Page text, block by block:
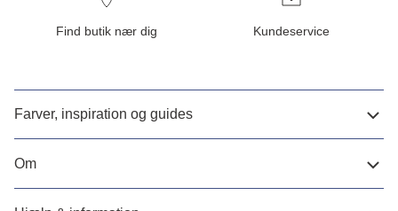
Find butik nær dig Kundeservice
Farver, inspiration og guides
Om